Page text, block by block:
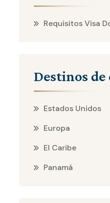
Requisitos Visa
Destinos
Estados Unidos
Europa
El Caribe
Panamá